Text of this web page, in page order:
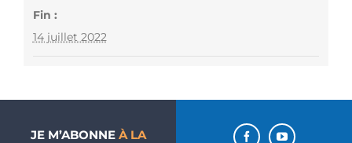
Fin :
14 juillet 2022
JE M’ABONNE À LA